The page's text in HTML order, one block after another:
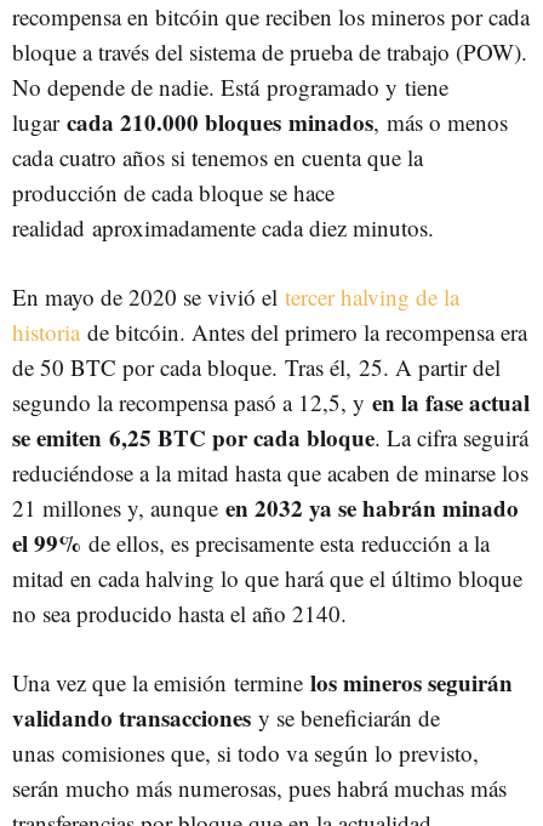
recompensa en bitcóin que reciben los mineros por cada
bloque a través del sistema de prueba de trabajo (POW).
No depende de nadie. Está programado y tiene
lugar cada 210.000 bloques minados, más o menos
cada cuatro años si tenemos en cuenta que la
producción de cada bloque se hace
realidad aproximadamente cada diez minutos.
En mayo de 2020 se vivió el tercer halving de la
historiade bitcóin. Antes del primero la recompensa era
de 50 BTC por cada bloque. Tras él, 25. A partir del
segundo la recompensa pasó a 12,5, y en la fase actual
se emiten 6,25 BTC por cada bloque. La cifra seguirá
reduciéndose a la mitad hasta que acaben de minarse los
21 millones y, aunque en 2032 ya se habrán minado
el 99% de ellos, es precisamente esta reducción a la
mitad en cada halving lo que hará que el último bloque
no sea producido hasta el año 2140.
Una vez que la emisión termine los mineros seguirán
validando transacciones y se beneficiarán de
unas comisiones que, si todo va según lo previsto,
serán mucho más numerosas, pues habrá muchas más